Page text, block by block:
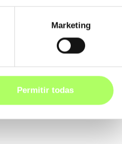
Marketing
Permitir todas